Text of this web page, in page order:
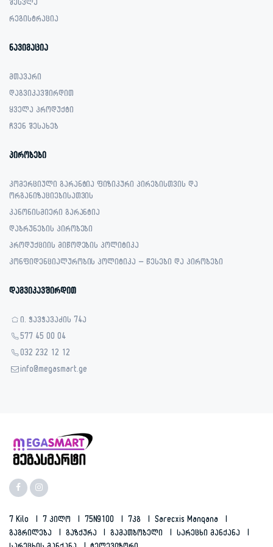
შესვლა
რეგისტრაცია
ნავიგაცია
მთავარი
დაგვიკავშირდით
ყველა პროდუქტი
ჩვენ შესახებ
პირობები
კომერციული გარანტია ფიზიკური პირებისთვის და
ორგანიზაციებისათვის
კანონისმიერი გარანტია
დაბრუნების პირობები
პროდუქციის მიწოდების პოლიტიკა
კონფიდენციალურობის პოლიტიკა – წესები და პირობები
დაგვიკავშირდით
ი. ჭავჭავაძის 74ა
577 45 00 04
032 232 12 12
info@megasmart.ge
7 Kilo 7 Კილო 75N9100 7კგ
Sarecxis Manqana
Გაგრილება
Გაზქურა Გამათბობელი
Სარეცხი Მანქანა